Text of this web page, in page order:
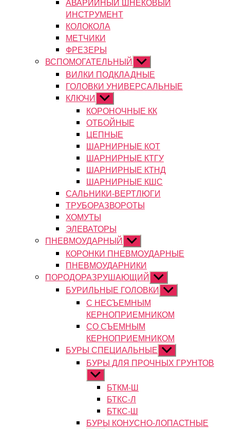
ИНСТРУМЕНТ
КОЛОКОЛА
МЕТЧИКИ
ФРЕЗЕРЫ
ВСПОМОГАТЕЛЬНЫЙ Показывать
подменю
ВИЛКИ ПОДКЛАДНЫЕ
ГОЛОВКИ УНИВЕРСАЛЬНЫЕ
КЛЮЧИ Показывать
подменю
КОРОНОЧНЫЕ КК
ОТБОЙНЫЕ
ЦЕПНЫЕ
ШАРНИРНЫЕ КОТ
ШАРНИРНЫЕ КТГУ
ШАРНИРНЫЕ КТНД
ШАРНИРНЫЕ КШС
САЛЬНИКИ-ВЕРТЛЮГИ
ТРУБОРАЗВОРОТЫ
ХОМУТЫ
ЭЛЕВАТОРЫ
ПНЕВМОУДАРНЫЙ Показывать
подменю
КОРОНКИ ПНЕВМОУДАРНЫЕ
ПНЕВМОУДАРНИКИ
ПОРОДОРАЗРУШАЮЩИЙ Показывать
подменю
БУРИЛЬНЫЕ ГОЛОВКИ Показывать
подменю
С НЕСЪЕМНЫМ
КЕРНОПРИЕМНИКОМ
СО СЪЕМНЫМ
КЕРНОПРИЕМНИКОМ
БУРЫ СПЕЦИАЛЬНЫЕ Показывать
подменю
БУРЫ ДЛЯ ПРОЧНЫХ ГРУНТОВ
Показывать
подменюБТКМ-Ш
БТКС-Л
БТКС-Ш
БУРЫ КОНУСНО-ЛОПАСТНЫЕ